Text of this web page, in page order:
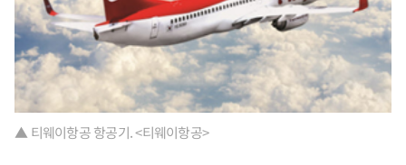
▲ 티웨이항공 항공기. <티웨이항공>